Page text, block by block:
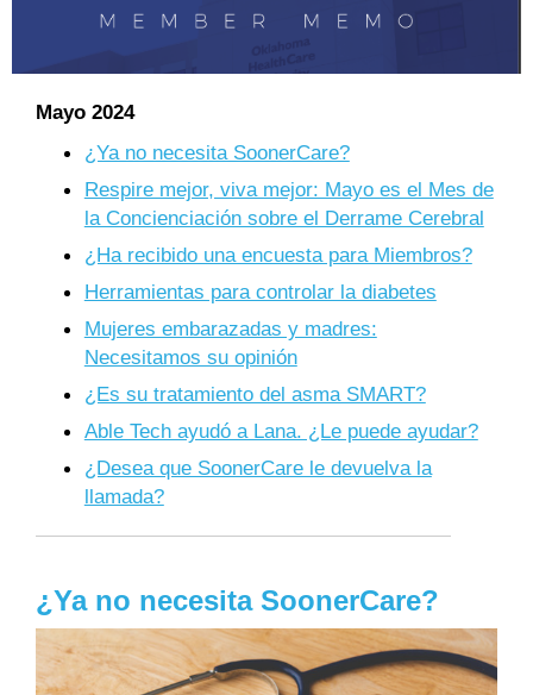
Mayo 2024
¿Ya no necesita SoonerCare?
Respire mejor, viva mejor: Mayo es el Mes de
la Concienciación sobre el Derrame Cerebral
¿Ha recibido una encuesta para Miembros?
Herramientas para controlar la diabetes
Mujeres embarazadas y madres:
Necesitamos su opinión
¿Es su tratamiento del asma SMART?
Able Tech ayudó a Lana. ¿Le puede ayudar?
¿Desea que SoonerCare le devuelva la
llamada?
¿Ya no necesita SoonerCare?